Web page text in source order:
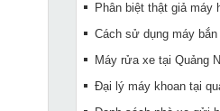
Phân biệt thật giả máy
Cách sử dụng máy
Máy rửa xe tại Quảng
Đại lý máy khoan tại